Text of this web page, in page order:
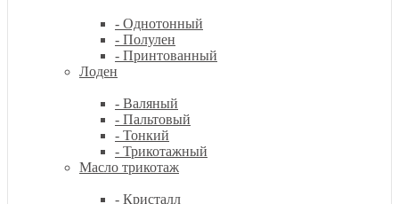
- Однотонный
- Полулен
- Принтованный
Лоден
- Валяный
- Пальтовый
- Тонкий
- Трикотажный
Масло трикотаж
- Кристалл